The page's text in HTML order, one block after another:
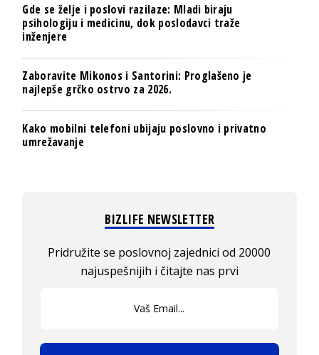
Gde se želje i poslovi razilaze: Mladi biraju
psihologiju i medicinu, dok poslodavci traže
inženjere
Zaboravite Mikonos i Santorini: Proglašeno je
najlepše grčko ostrvo za 2026.
Kako mobilni telefoni ubijaju poslovno i privatno
umrežavanje
BIZLIFE NEWSLETTER
Pridružite se poslovnoj zajednici od 20000
najuspešnijih i čitajte nas prvi